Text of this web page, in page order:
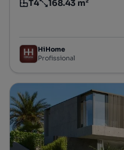
Tipologia
T4
Preço por metro quadrado
168.43 m²
HiHome
Profissional